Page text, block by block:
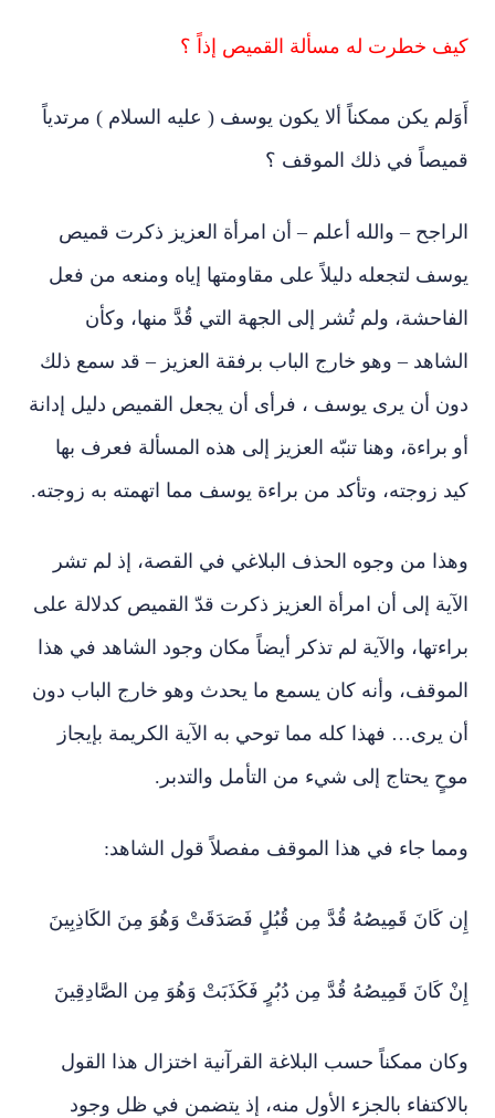
كيف خطرت له مسألة القميص إذاً ؟
أَوَلم يكن ممكناً ألا يكون يوسف ( عليه السلام ) مرتدياً
قميصاً في ذلك الموقف ؟
الراجح – والله أعلم – أن امرأة العزيز ذكرت قميص
يوسف لتجعله دليلاً على مقاومتها إياه ومنعه من فعل
الفاحشة، ولم تُشر إلى الجهة التي قُدَّ منها، وكأن
الشاهد – وهو خارج الباب برفقة العزيز – قد سمع ذلك
دون أن يرى يوسف ، فرأى أن يجعل القميص دليل إدانة
أو براءة، وهنا تنبّه العزيز إلى هذه المسألة فعرف بها
كيد زوجته، وتأكد من براءة يوسف مما اتهمته به زوجته.
وهذا من وجوه الحذف البلاغي في القصة، إذ لم تشر
الآية إلى أن امرأة العزيز ذكرت قدّ القميص كدلالة على
براءتها، والآية لم تذكر أيضاً مكان وجود الشاهد في هذا
الموقف، وأنه كان يسمع ما يحدث وهو خارج الباب دون
أن يرى… فهذا كله مما توحي به الآية الكريمة بإيجاز
موحٍ يحتاج إلى شيء من التأمل والتدبر.
ومما جاء في هذا الموقف مفصلاً قول الشاهد:
إِن كَانَ قَمِيصُهُ قُدَّ مِن قُبُلٍ فَصَدَقَتْ وَهُوَ مِنَ الكَاذِبِينَ
إِنْ كَانَ قَمِيصُهُ قُدَّ مِن دُبُرٍ فَكَذَبَتْ وَهُوَ مِن الصَّادِقِينَ
وكان ممكناً حسب البلاغة القرآنية اختزال هذا القول
بالاكتفاء بالجزء الأول منه، إذ يتضمن في ظل وجود